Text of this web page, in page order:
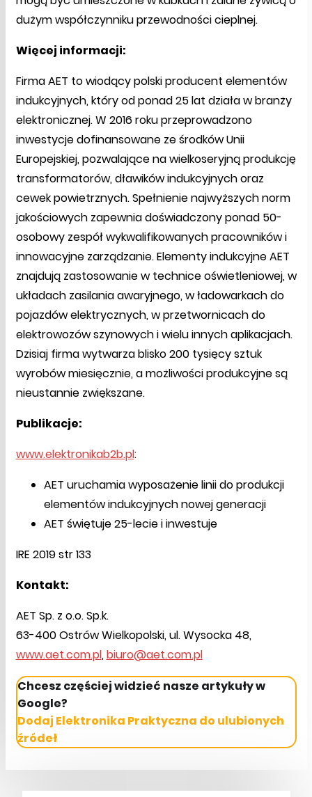
dużym współczynniku przewodności cieplnej.
Więcej informacji:
Firma AET to wiodący polski producent elementów
indukcyjnych, który od ponad 25 lat działa w branży
elektronicznej. W 2016 roku przeprowadzono
inwestycje dofinansowane ze środków Unii
Europejskiej, pozwalające na wielkoseryjną produkcję
transformatorów, dławików indukcyjnych oraz
cewek powietrznych. Spełnienie najwyższych norm
jakościowych zapewnia doświadczony ponad 50-
osobowy zespół wykwalifikowanych pracowników i
innowacyjne zarządzanie. Elementy indukcyjne AET
znajdują zastosowanie w technice oświetleniowej, w
układach zasilania awaryjnego, w ładowarkach do
pojazdów elektrycznych, w przetwornicach do
elektrowozów szynowych i wielu innych aplikacjach.
Dzisiaj firma wytwarza blisko 200 tysięcy sztuk
wyrobów miesięcznie, a możliwości produkcyjne są
nieustannie zwiększane.
Publikacje:
www.elektronikab2b.pl:
AET uruchamia wyposażenie linii do produkcji
elementów indukcyjnych nowej generacji
AET świętuje 25-lecie i inwestuje
IRE 2019 str 133
Kontakt:
AET Sp. z o.o. Sp.k.
63-400 Ostrów Wielkopolski, ul. Wysocka 48,
www.aet.com.pl, biuro@aet.com.pl
Chcesz częściej widzieć nasze artykuły w
Google?
Dodaj Elektronika Praktyczna do ulubionych
źródeł